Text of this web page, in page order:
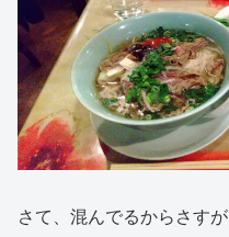
さて、混んでるからさす